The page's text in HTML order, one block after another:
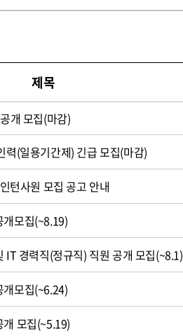
제목
개 모집(마감)
력(일용기간제) 긴급 모집(마감)
턴사원 모집 공고 안내
개모집(~8.19)
IT 경력직(정규직) 직원 공개 모집(~8.1)
개모집(~6.24)
모집(~5.19)